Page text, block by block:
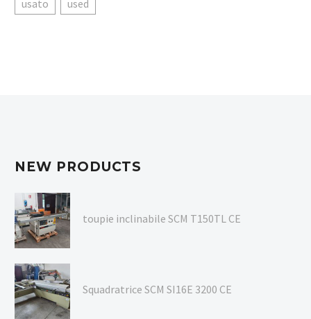
usato
used
NEW PRODUCTS
toupie inclinabile SCM T150TL CE
Squadratrice SCM SI16E 3200 CE